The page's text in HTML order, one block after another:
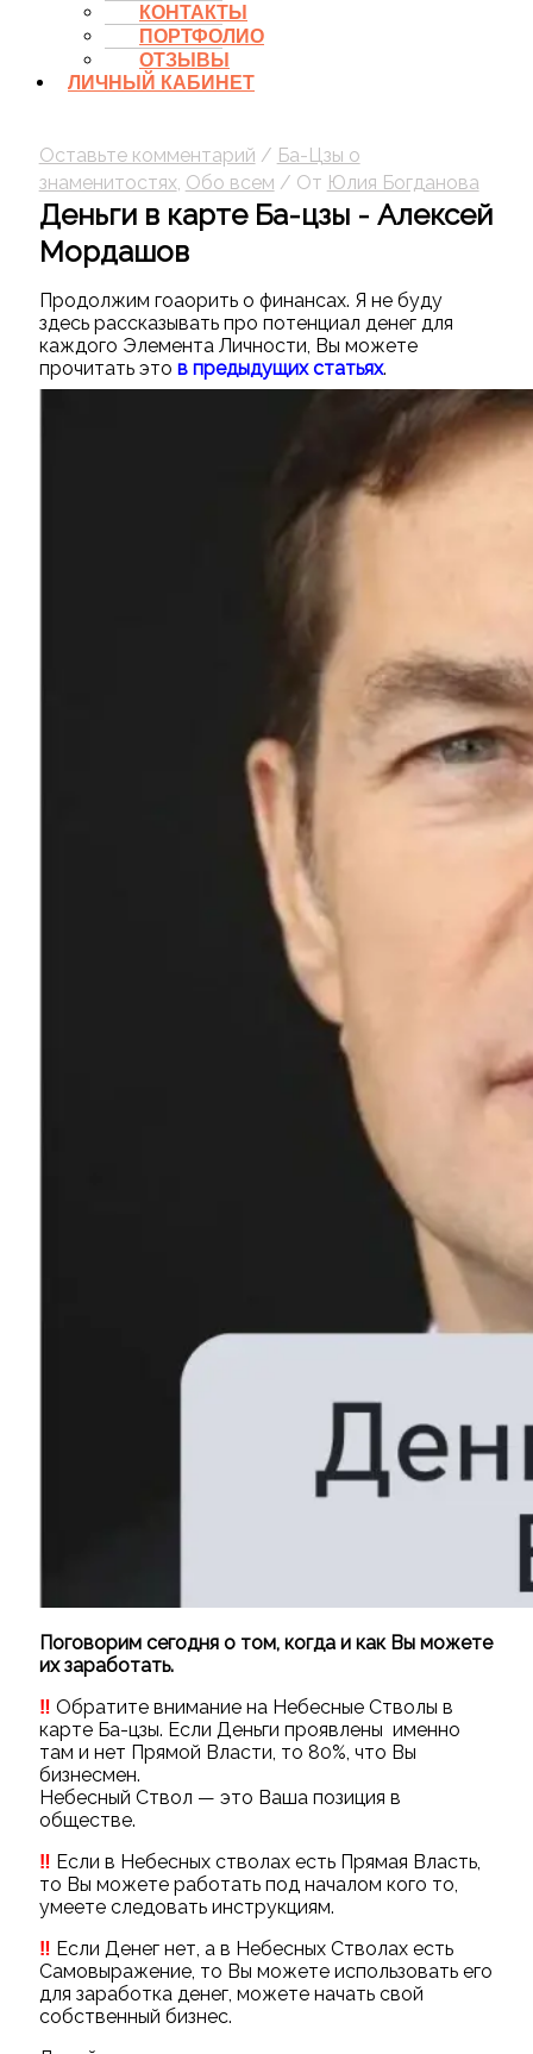
КОНТАКТЫ
ПОРТФОЛИО
ОТЗЫВЫ
ЛИЧНЫЙ КАБИНЕТ
Оставьте комментарий / Ба-Цзы о
знаменитостях, Обо всем / От Юлия Богданова
Деньги в карте Ба-цзы - Алексей
Мордашов
Продолжим гоаорить о финансах. Я не буду
здесь рассказывать про потенциал денег для
каждого Элемента Личности, Вы можете
прочитать это в предыдущих статьях.
Поговорим сегодня о том, когда и как Вы можете
их заработать.
‼️ Обратите внимание на Небесные Стволы в
карте Ба-цзы. Если Деньги проявлены именно
там и нет Прямой Власти, то 80%, что Вы
бизнесмен.
Небесный Ствол — это Ваша позиция в
обществе.
‼️ Если в Небесных стволах есть Прямая Власть,
то Вы можете работать под началом кого то,
умеете следовать инструкциям.
‼️ Если Денег нет, а в Небесных Стволах есть
Самовыражение, то Вы можете использовать его
для заработка денег, можете начать свой
собственный бизнес.